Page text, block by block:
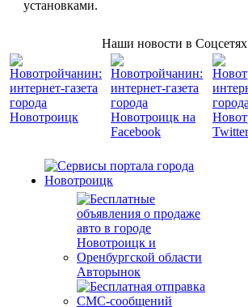
установками.
Наши новости в Соцсетях
Авторынок